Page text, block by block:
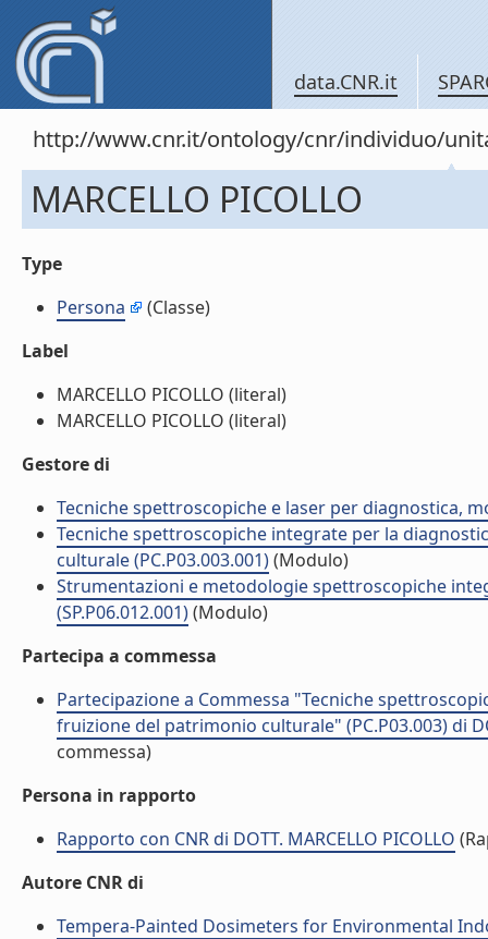
data.CNR.it
http://www.cnr.it/ontology/cnr/individuo/
MARCELLO PICOLLO
Type
Persona
(Classe)
Label
MARCELLO PICOLLO (literal)
MARCELLO PICOLLO (literal)
Gestore di
Tecniche spettroscopiche e laser per diagnostica,
Tecniche spettroscopiche integrate per la
culturale (PC.P03.003.001)(Modulo)
Strumentazioni e metodologie spettroscopiche
(SP.P06.012.001)(Modulo)
Partecipa a commessa
Partecipazione a Commessa "Tecniche
fruizione del patrimonio culturale" (PC.P03.003) di
commessa)
Persona in rapporto
Rapporto con CNR di DOTT. MARCELLO PICOLLO
Autore CNR di
Tempera-Painted Dosimeters for Environmental